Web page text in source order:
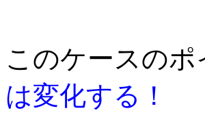
このケースの
は変化する！